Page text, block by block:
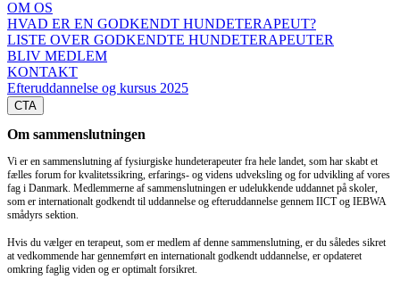
OM OS
HVAD ER EN GODKENDT HUNDETERAPEUT?
LISTE OVER GODKENDTE HUNDETERAPEUTER
BLIV MEDLEM
KONTAKT
Efteruddannelse og kursus 2025
CTA
Om sammenslutningen
Vi er en sammenslutning af fysiurgiske hundeterapeuter fra hele landet, som har skabt et
fælles forum for kvalitetssikring, erfarings- og videns udveksling og for udvikling af vores
fag i Danmark. Medlemmerne af sammenslutningen er udelukkende uddannet på skoler,
som er internationalt godkendt til uddannelse og efteruddannelse gennem IICT og IEBWA
smådyrs sektion.
Hvis du vælger en terapeut, som er medlem af denne sammenslutning, er du således sikret
at vedkommende har gennemført en internationalt godkendt uddannelse, er opdateret
omkring faglig viden og er optimalt forsikret.